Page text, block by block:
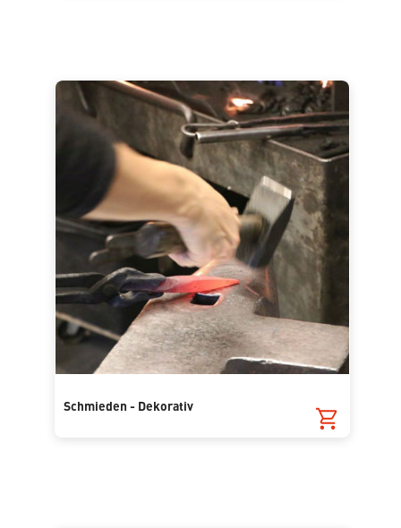
Schmieden - Dekorativ